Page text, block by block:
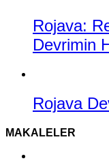
Rojava:
Devrimin
Rojava
MAKALELER